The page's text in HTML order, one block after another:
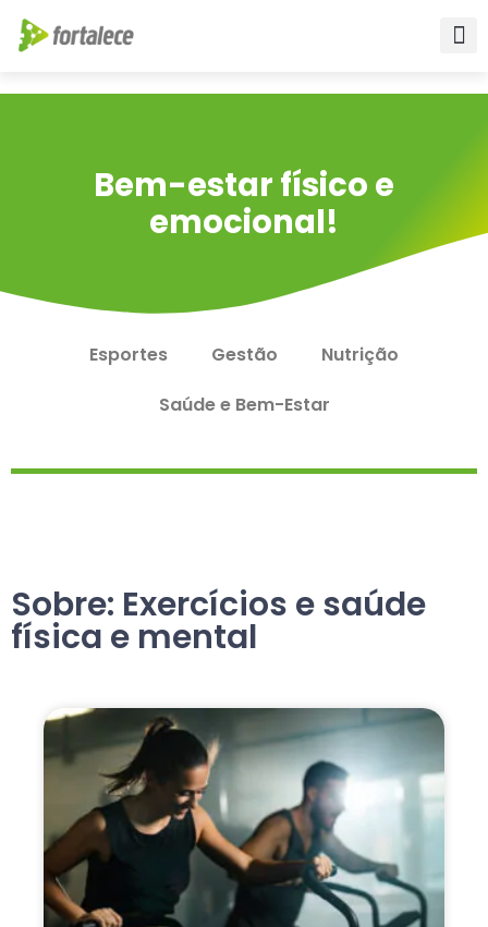
Bem-estar físico e
emocional!
Esportes Gestão
Nutrição
Saúde e Bem-Estar
Sobre: Exercícios e saúde
física e mental